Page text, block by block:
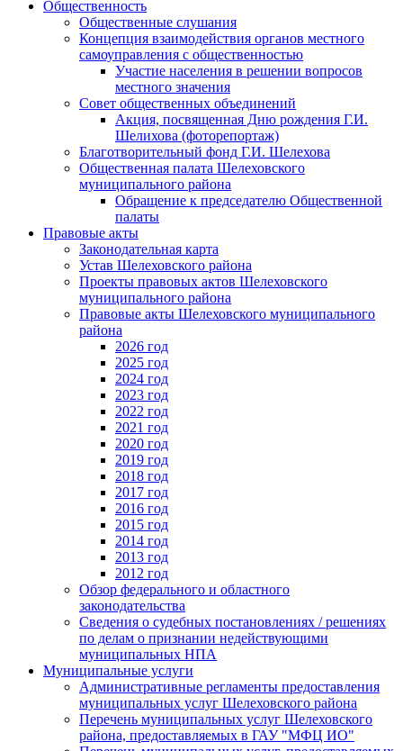
Общественность
Общественные слушания
Концепция взаимодействия органов местного
самоуправления с общественностью
Участие населения в решении вопросов
местного значения
Совет общественных объединений
Акция, посвященная Дню рождения Г.И.
Шелихова (фоторепортаж)
Благотворительный фонд Г.И. Шелехова
Общественная палата Шелеховского
муниципального района
Обращение к председателю Общественной
палаты
Правовые акты
Законодательная карта
Устав Шелеховского района
Проекты правовых актов Шелеховского
муниципального района
Правовые акты Шелеховского муниципального
района
2026 год
2025 год
2024 год
2023 год
2022 год
2021 год
2020 год
2019 год
2018 год
2017 год
2016 год
2015 год
2014 год
2013 год
2012 год
Обзор федерального и областного
законодательства
Сведения о судебных постановлениях / решениях
по делам о признании недействующими
муниципальных НПА
Муниципальные услуги
Административные регламенты предоставления
муниципальных услуг Шелеховского района
Перечень муниципальных услуг Шелеховского
района, предоставляемых в ГАУ "МФЦ ИО"